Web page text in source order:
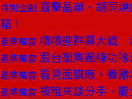
特別企劃 直擊晶華、胡同
箱！
產業風雲 嘖嘖迎群募大戰
產業風雲 跟台塑集團練功
產業風雲 看見面膜廠、養
產業風雲 被租來談分手、